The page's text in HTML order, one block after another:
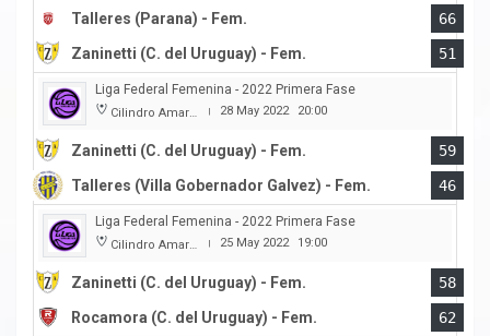
Talleres (Parana) - Fem.
66
Zaninetti (C. del Uruguay) - Fem.
51
Liga Federal Femenina - 2022 Primera Fase
Cilindro Amarillo | 28 May 2022 20:00
Zaninetti (C. del Uruguay) - Fem.
59
Talleres (Villa Gobernador Galvez) - Fem.
46
Liga Federal Femenina - 2022 Primera Fase
Cilindro Amarillo | 25 May 2022 19:00
Zaninetti (C. del Uruguay) - Fem.
58
Rocamora (C. del Uruguay) - Fem.
62